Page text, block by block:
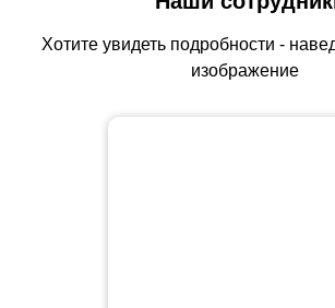
Хотите увидеть подробности -
изображение